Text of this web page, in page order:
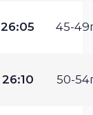
26:05 45-
26:10 50-